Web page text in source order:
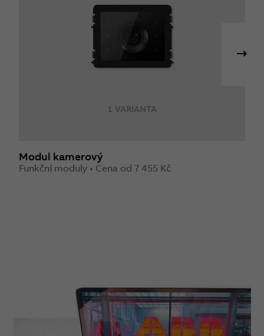
1 VARIANTA
Modul kamerový
Funkční moduly • Cena od 7 455 Kč